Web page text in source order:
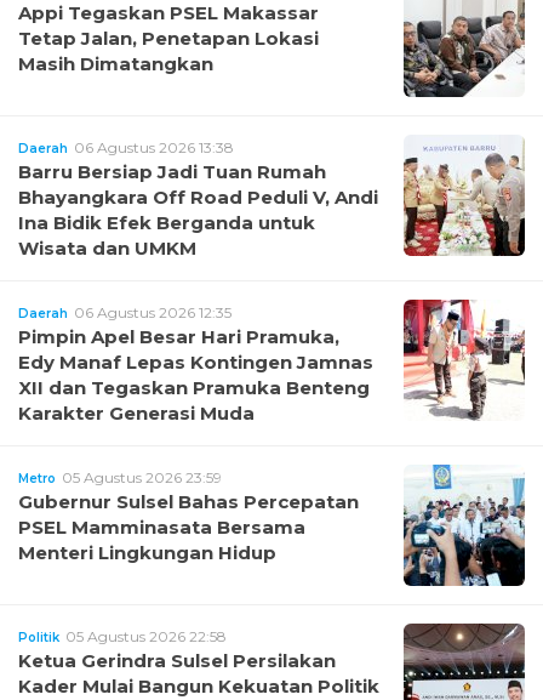
Appi Tegaskan PSEL Makassar
Tetap Jalan, Penetapan Lokasi
Masih Dimatangkan
Daerah 06 Agustus 2026 13:38
Barru Bersiap Jadi Tuan Rumah
Bhayangkara Off Road Peduli V, Andi
Ina Bidik Efek Berganda untuk
Wisata dan UMKM
Daerah 06 Agustus 2026 12:35
Pimpin Apel Besar Hari Pramuka,
Edy Manaf Lepas Kontingen Jamnas
XII dan Tegaskan Pramuka Benteng
Karakter Generasi Muda
Metro 05 Agustus 2026 23:59
Gubernur Sulsel Bahas Percepatan
PSEL Mamminasata Bersama
Menteri Lingkungan Hidup
Politik 05 Agustus 2026 22:58
Ketua Gerindra Sulsel Persilakan
Kader Mulai Bangun Kekuatan Politik